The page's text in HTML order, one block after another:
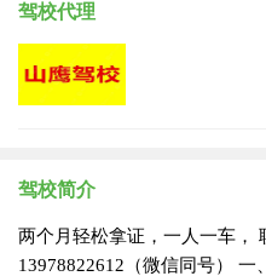
驾校代理
驾校简介
两个月轻松拿证，一人一车，
13978822612（微信同号）